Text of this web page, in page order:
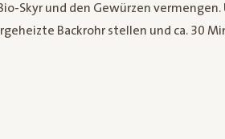
Skyr und den Gewürzen vermengen.
Backrohr stellen und ca. 30